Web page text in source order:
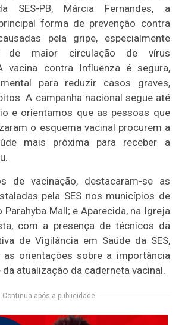
SES-PB, Márcia Fernandes, a
forma de prevenção contra
pela gripe, especialmente
de maior circulação de vírus
vacina contra Influenza é segura,
para reduzir casos graves,
A campanha nacional segue até
e orientamos que as pessoas que
o esquema vacinal procurem a
mais próxima para receber a
de vacinação, destacaram-se as
pela SES nos municípios de
Parahyba Mall; e Aparecida, na Igreja
com a presença de técnicos da
de Vigilância em Saúde da SES,
orientações sobre a importância
atualização da caderneta vacinal.
Continua após a publicidade